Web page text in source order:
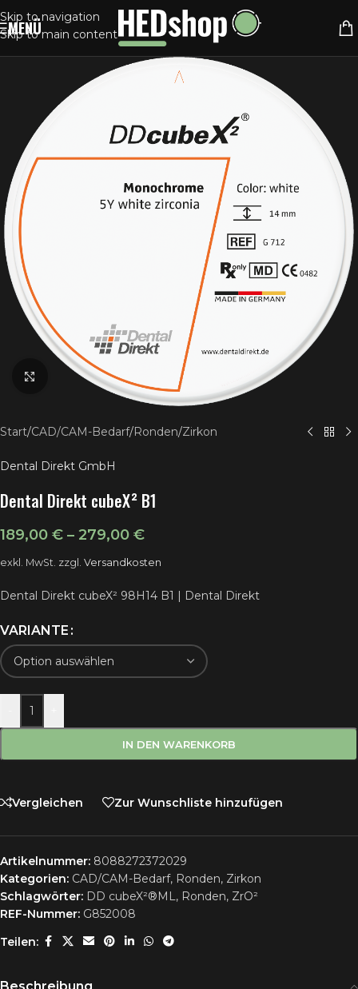
Skip to navigation
Skip to main content
MENÜ
Klick zum Vergrößern
Start/CAD/CAM-Bedarf/Ronden/Zirkon
Dental Direkt GmbH
Dental Direkt cubeX² B1
189,00 € – 279,00 €
exkl. MwSt. zzgl. Versandkosten
Dental Direkt cubeX² 98H14 B1 | Dental Direkt
VARIANTE
IN DEN WARENKORB
Vergleichen Zur Wunschliste hinzufügen
Artikelnummer: 8088272372029
Kategorien: CAD/CAM-Bedarf, Ronden, Zirkon
Schlagwörter: DD cubeX²®ML, Ronden, ZrO²
REF-Nummer: G852008
Teilen: